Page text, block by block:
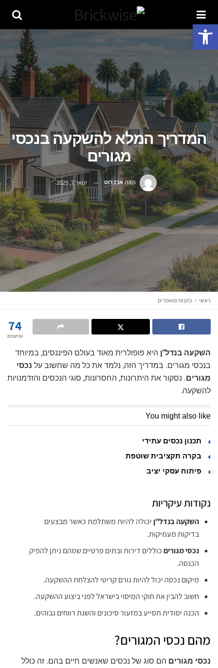
המדריך המלא להשקעה בנכסי
מגורים
מאתארז רוט ינואר 7, 2025
ראשי כתבות ומאמרים
74
שיתופים
השקעה בנדל"ן היא פופולרית מאוד בעולם הפיננסים, במיוחד
בנכסי מגורים. במדריך הזה, נלמד את כל מה שחשוב על נכסי
מגורים. נסקור את היתרונות, החסרונות, סוגי הנכסים והזדמנויות
להשקעה.
You might also like
תכנון נכסים עתידי
בקרה תקציבית שוטפת
פיתוח עסקי יציב
נקודות עיקריות
השקעה בנדל"ןיכולה להיות משתלמת כאשר מבצעים
בדיקות מעמיקות.
נכסי מגוריםכוללים דירות ובתים פרטיים שמהם ניתן להפיק
הכנסה.
מיקום נכסה יכול להיות גורם קריטי להצלחת ההשקעה.
חשוב להבין את חוקי המיסוי בישראל לפני ביצוע ההשקעה.
הכנה יסודית תסייע במזעור סיכונים והשגת רווחים גבוהים.
מהם נכסי המגורים?
נכסי מגורים הם סוג של נכסים שאנשים חיים בהם. זה כולל
פתח סרגל נגישות